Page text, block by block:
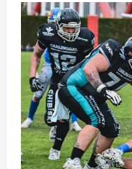
EPISODIO
3:
MIKE
LEACH
Y
FINALES
DE